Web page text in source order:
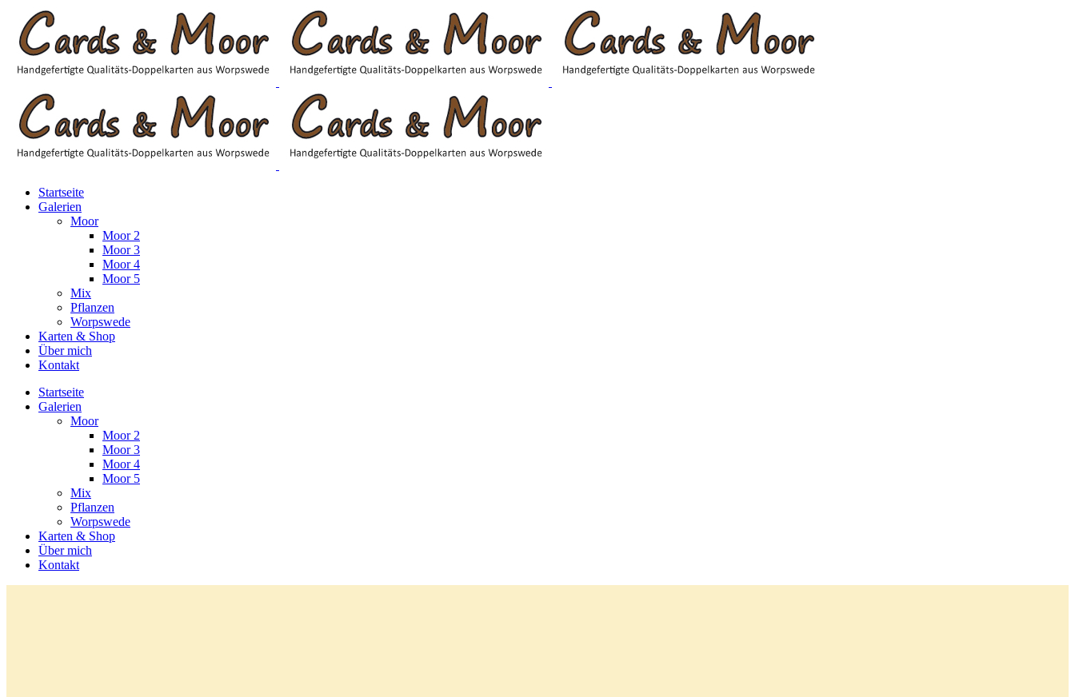
Startseite
Galerien
Moor
Moor 2
Moor 3
Moor 4
Moor 5
Mix
Pflanzen
Worpswede
Karten & Shop
Über mich
Kontakt
Startseite
Galerien
Moor
Moor 2
Moor 3
Moor 4
Moor 5
Mix
Pflanzen
Worpswede
Karten & Shop
Über mich
Kontakt